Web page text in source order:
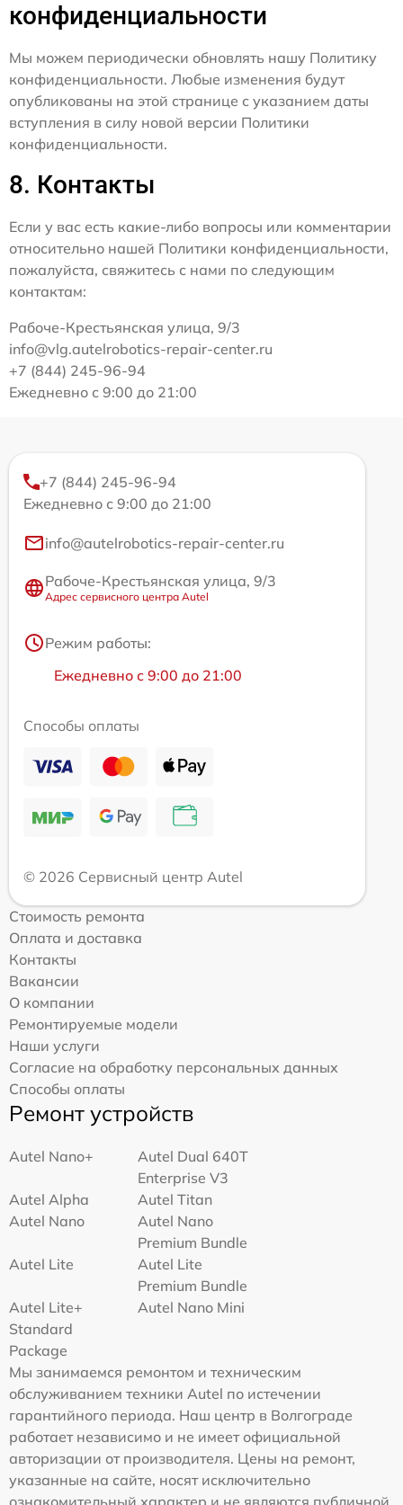
конфиденциальности
Мы можем периодически обновлять нашу Политику
конфиденциальности. Любые изменения будут
опубликованы на этой странице с указанием даты
вступления в силу новой версии Политики
конфиденциальности.
8. Контакты
Если у вас есть какие-либо вопросы или комментарии
относительно нашей Политики конфиденциальности,
пожалуйста, свяжитесь с нами по следующим
контактам:
Рабоче-Крестьянская улица, 9/3
info@vlg.autelrobotics-repair-center.ru
+7 (844) 245-96-94
Ежедневно с 9:00 до 21:00
+7 (844) 245-96-94
Ежедневно с 9:00 до 21:00
info@autelrobotics-repair-center.ru
Рабоче-Крестьянская улица, 9/3
Адрес сервисного центра Autel
Режим работы:
Ежедневно с 9:00 до 21:00
Способы оплаты
© 2026 Сервисный центр Autel
Стоимость ремонта
Оплата и доставка
Контакты
Вакансии
О компании
Ремонтируемые модели
Наши услуги
Согласие на обработку персональных данных
Способы оплаты
Ремонт устройств
Autel Nano+
Autel Dual 640T
Enterprise V3
Autel Alpha
Autel Titan
Autel Nano
Autel Nano
Premium Bundle
Autel Lite
Autel Lite
Premium Bundle
Autel Lite+
Standard
Package
Autel Nano Mini
Мы занимаемся ремонтом и техническим
обслуживанием техники Autel по истечении
гарантийного периода. Наш центр в Волгограде
работает независимо и не имеет официальной
авторизации от производителя. Цены на ремонт,
указанные на сайте, носят исключительно